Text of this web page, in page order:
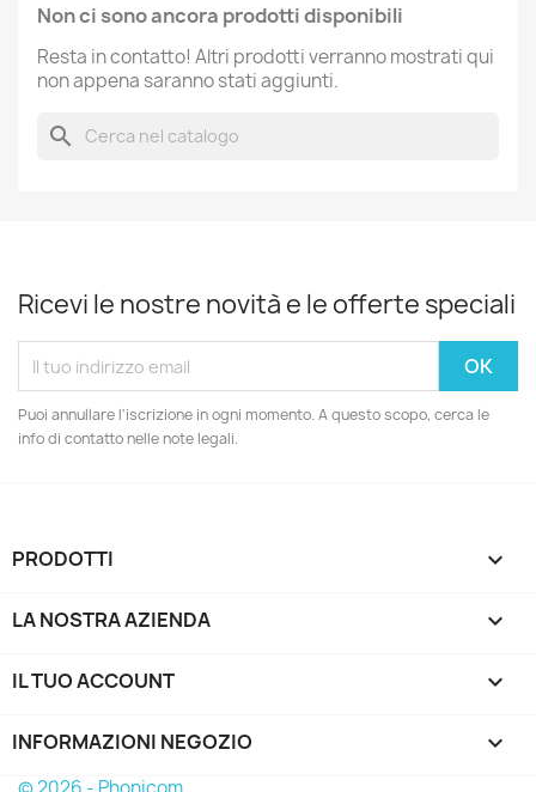
Non ci sono ancora prodotti disponibili
Resta in contatto! Altri prodotti verranno mostrati qui
non appena saranno stati aggiunti.
search
Ricevi le nostre novità e le offerte speciali
Puoi annullare l'iscrizione in ogni momento. A questo scopo, cerca le
info di contatto nelle note legali.
PRODOTTI 
LA NOSTRA AZIENDA 
IL TUO ACCOUNT 
INFORMAZIONI NEGOZIO keyboard_arrow_down